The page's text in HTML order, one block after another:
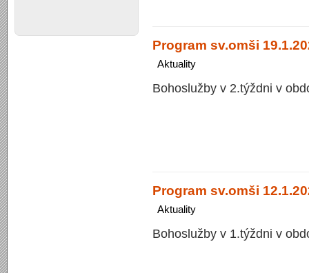
Program sv.omši
Aktuality
Bohoslužby v 2.týždni v
Program sv.omši
Aktuality
Bohoslužby v 1.týždni v